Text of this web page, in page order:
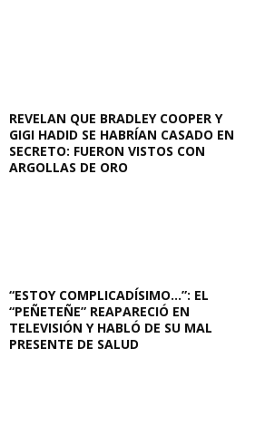
REVELAN QUE BRADLEY COOPER Y
GIGI HADID SE HABRÍAN CASADO EN
SECRETO: FUERON VISTOS CON
ARGOLLAS DE ORO
“ESTOY COMPLICADÍSIMO…”: EL
“PEÑETEÑE” REAPARECIÓ EN
TELEVISIÓN Y HABLÓ DE SU MAL
PRESENTE DE SALUD